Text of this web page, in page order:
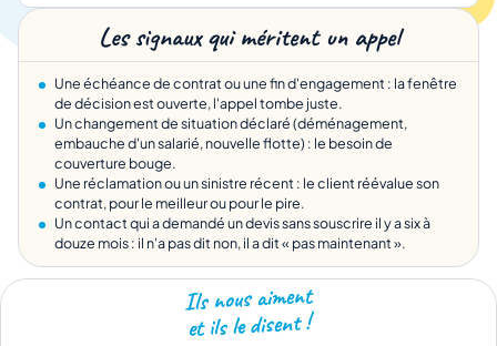
Les signaux qui méritent un appel
Une échéance de contrat ou une fin d'engagement : la fenêtre
de décision est ouverte, l'appel tombe juste.
Un changement de situation déclaré (déménagement,
embauche d'un salarié, nouvelle flotte) : le besoin de
couverture bouge.
Une réclamation ou un sinistre récent : le client réévalue son
contrat, pour le meilleur ou pour le pire.
Un contact qui a demandé un devis sans souscrire il y a six à
douze mois : il n'a pas dit non, il a dit « pas maintenant ».
Ils nous aiment
et ils le disent !